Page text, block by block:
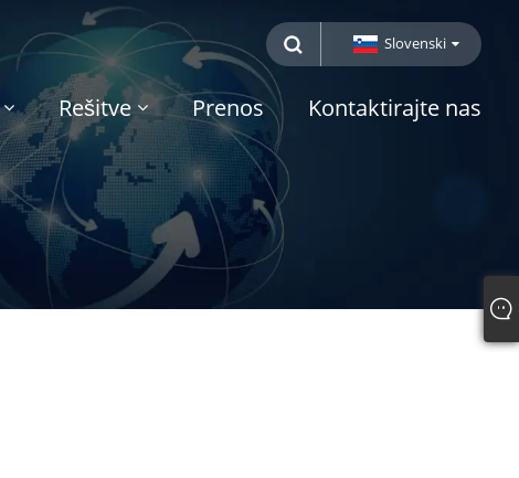
Slovenski
Rešitve Prenos Kontaktirajte nas